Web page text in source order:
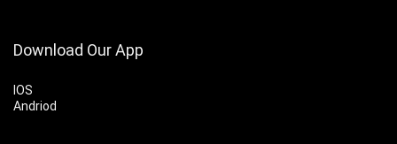
Download Our App
IOS
Andriod